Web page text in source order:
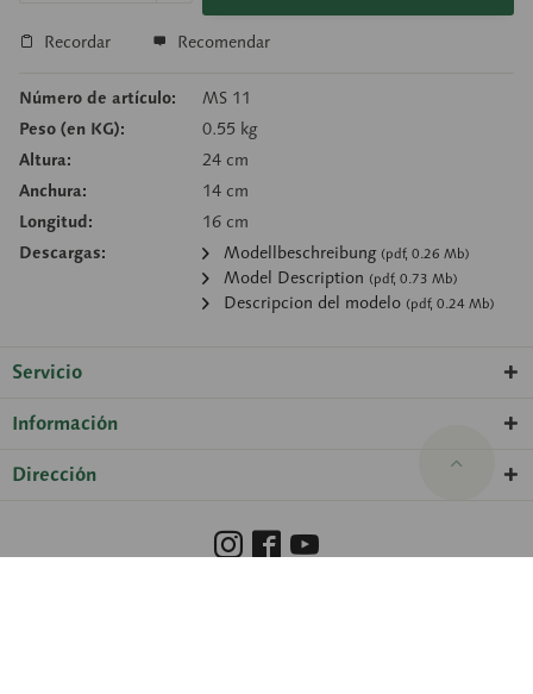
Recordar Recomendar
Número de artículo:
MS 11
Peso (en KG):
0.55 kg
Altura:
24 cm
Anchura:
14 cm
Longitud:
16 cm
Descargas:
Modellbeschreibung (pdf, 0.26 Mb)
Model Description (pdf, 0.73 Mb)
Descripcion del modelo (pdf, 0.24 Mb)
Servicio
Información
Dirección